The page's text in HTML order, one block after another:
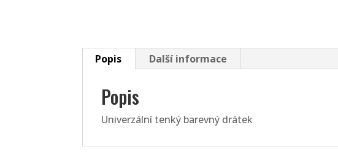
Popis Další informace
Popis
Univerzální tenký barevný drátek